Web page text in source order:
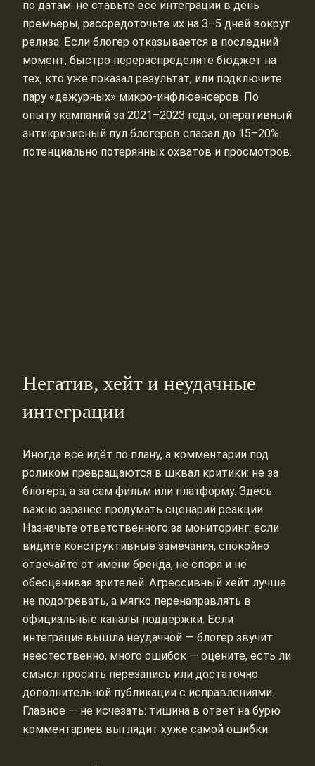
по датам: не ставьте все интеграции в день
премьеры, рассредоточьте их на 3–5 дней вокруг
релиза. Если блогер отказывается в последний
момент, быстро перераспределите бюджет на
тех, кто уже показал результат, или подключите
пару «дежурных» микро‑инфлюенсеров. По
опыту кампаний за 2021–2023 годы, оперативный
антикризисный пул блогеров спасал до 15–20%
потенциально потерянных охватов и просмотров.
Негатив, хейт и неудачные
интеграции
Иногда всё идёт по плану, а комментарии под
роликом превращаются в шквал критики: не за
блогера, а за сам фильм или платформу. Здесь
важно заранее продумать сценарий реакции.
Назначьте ответственного за мониторинг: если
видите конструктивные замечания, спокойно
отвечайте от имени бренда, не споря и не
обесценивая зрителей. Агрессивный хейт лучше
не подогревать, а мягко перенаправлять в
официальные каналы поддержки. Если
интеграция вышла неудачной — блогер звучит
неестественно, много ошибок — оцените, есть ли
смысл просить перезапись или достаточно
дополнительной публикации с исправлениями.
Главное — не исчезать: тишина в ответ на бурю
комментариев выглядит хуже самой ошибки.